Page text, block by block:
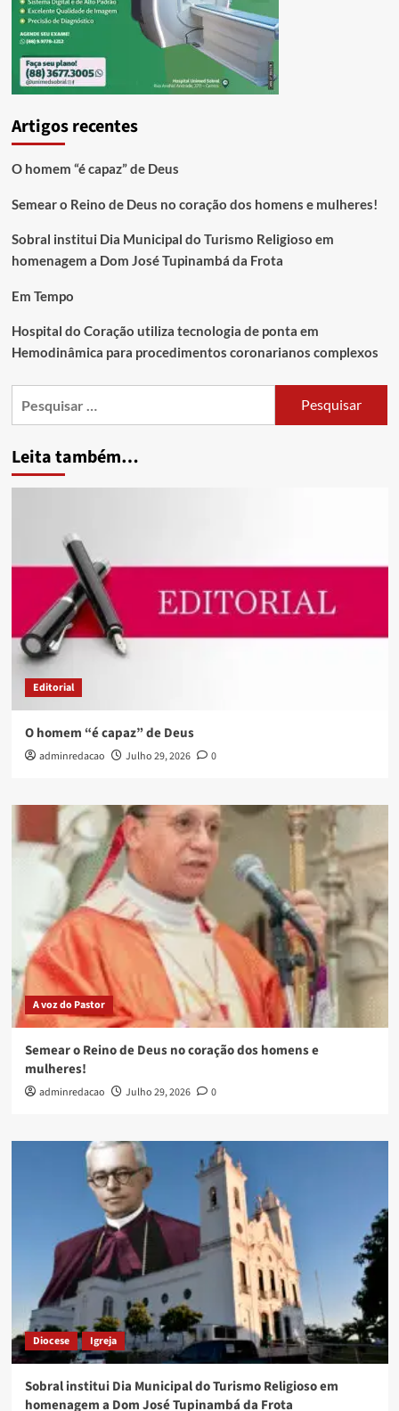
Artigos recentes
O homem “é capaz” de Deus
Semear o Reino de Deus no coração dos homens e mulheres!
Sobral institui Dia Municipal do Turismo Religioso em
homenagem a Dom José Tupinambá da Frota
Em Tempo
Hospital do Coração utiliza tecnologia de ponta em
Hemodinâmica para procedimentos coronarianos complexos
Leita também…
Editorial
O homem “é capaz” de Deus
adminredacao Julho 29, 2026 0
A voz do Pastor
Semear o Reino de Deus no coração dos homens e
mulheres!
adminredacao Julho 29, 2026 0
Diocese Igreja
Sobral institui Dia Municipal do Turismo Religioso em
homenagem a Dom José Tupinambá da Frota